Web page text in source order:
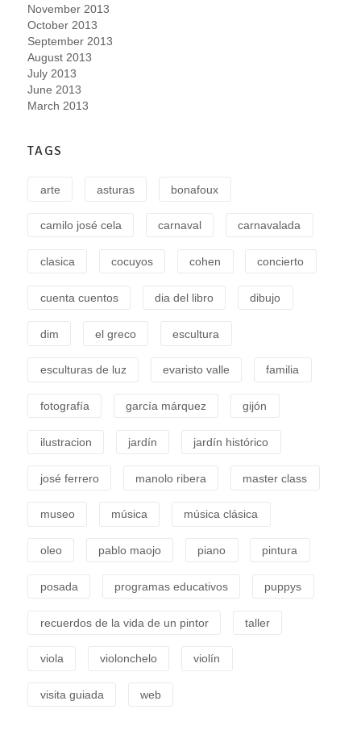
November 2013
October 2013
September 2013
August 2013
July 2013
June 2013
March 2013
TAGS
arte asturas bonafoux
camilo josé cela carnaval carnavalada
clasica cocuyos cohen concierto
cuenta cuentos dia del libro dibujo
dim el greco escultura
esculturas de luz evaristo valle familia
fotografía garcía márquez gijón
ilustracion jardín jardín histórico
josé ferrero manolo ribera master class
museo música música clásica
oleo pablo maojo piano pintura
posada programas educativos puppys
recuerdos de la vida de un pintor taller
viola violonchelo violín
visita guiada web